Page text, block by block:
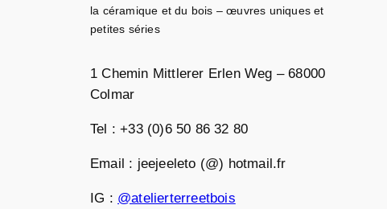
la céramique et du bois – œuvres uniques et
petites séries
1 Chemin Mittlerer Erlen Weg – 68000
Colmar
Tel : +33 (0)6 50 86 32 80
Email : jeejeeleto (@) hotmail.fr
IG : @atelierterreetbois